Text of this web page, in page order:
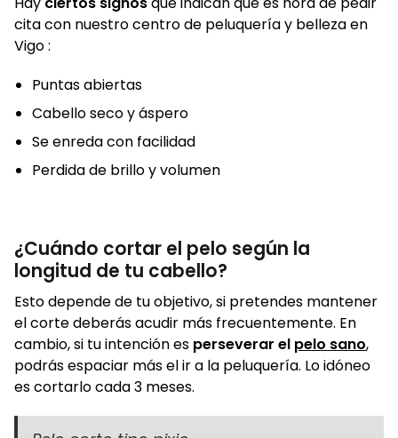
cita con nuestro centro de peluquería y belleza en
Vigo :
Puntas abiertas
Cabello seco y áspero
Se enreda con facilidad
Perdida de brillo y volumen
¿Cuándo cortar el pelo según la
longitud de tu cabello?
Esto depende de tu objetivo, si pretendes mantener
el corte deberás acudir más frecuentemente. En
cambio, si tu intención es perseverar el pelo sano,
podrás espaciar más el ir a la peluquería. Lo idóneo
es cortarlo cada 3 meses.